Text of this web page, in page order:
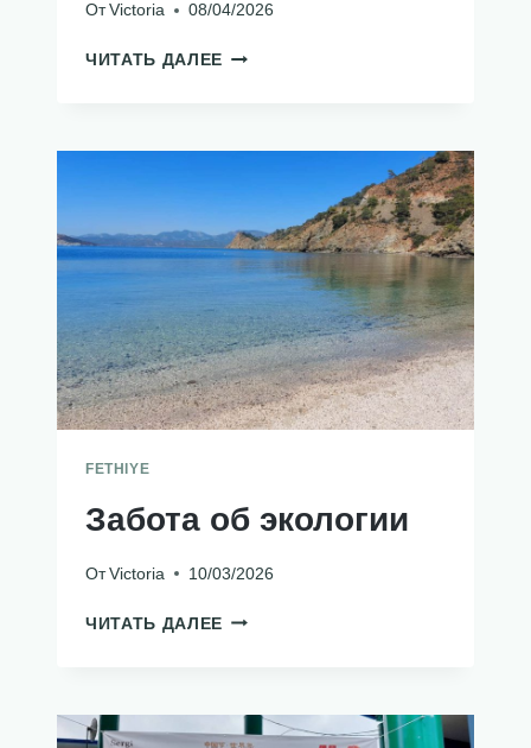
От Victoria 08/04/2026
ЧИТАТЬ ДАЛЕЕ АПРЕЛЬ
FETHIYE
Забота об экологии
От Victoria 10/03/2026
ЧИТАТЬ ДАЛЕЕ ЗАБОТА